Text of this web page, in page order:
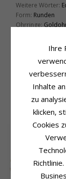
Weitere Wörter:
Form: Runden
Ohrringe:
Lieferzeit
Lieferzeit: 4-5
Ihre
Inhalte
zu
klicken,
Cookies
Richtlinie.